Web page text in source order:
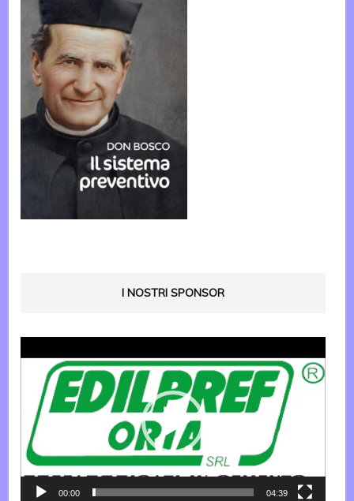
I NOSTRI SPONSOR
Player
00:00 04:39